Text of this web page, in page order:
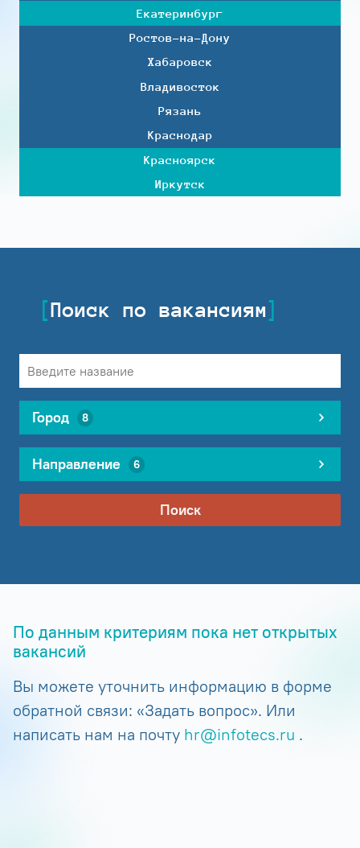
Екатеринбург
Ростов-на-Дону
Хабаровск
Владивосток
Рязань
Краснодар
Красноярск
Иркутск
Поиск по вакансиям
Город 8
Направление 6
Поиск
По данным критериям пока нет открытых
вакансий
Вы можете уточнить информацию в форме
обратной связи: «Задать вопрос». Или
написать нам на почту hr@infotecs.ru .